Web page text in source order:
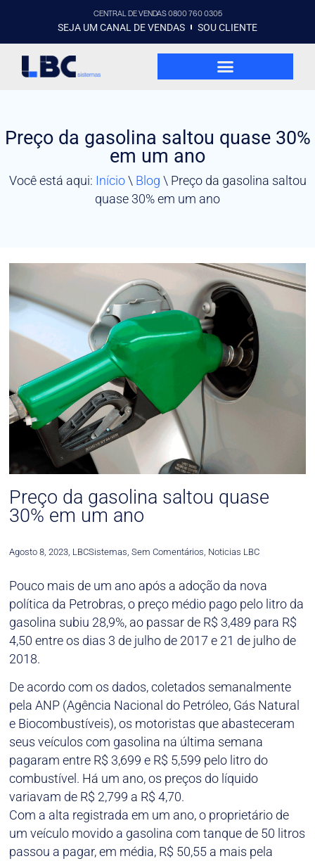
CENTRAL DE VENDAS 0800 760 0305
SEJA UM CANAL DE VENDAS SOU CLIENTE
Preço da gasolina saltou quase 30%
em um ano
Você está aqui: Início\ Blog \ Preço da gasolina saltou
quase 30% em um ano
Preço da gasolina saltou quase
30% em um ano
Agosto 8, 2023, LBCSistemas, Sem Comentários, Noticias LBC
Pouco mais de um ano após a adoção da nova
política da Petrobras, o preço médio pago pelo litro da
gasolina subiu 28,9%, ao passar de R$ 3,489 para R$
4,50 entre os dias 3 de julho de 2017 e 21 de julho de
2018.
De acordo com os dados, coletados semanalmente
pela ANP (Agência Nacional do Petróleo, Gás Natural
e Biocombustíveis), os motoristas que abasteceram
seus veículos com gasolina na última semana
pagaram entre R$ 3,699 e R$ 5,599 pelo litro do
combustível. Há um ano, os preços do líquido
variavam de R$ 2,799 a R$ 4,70.
Com a alta registrada em um ano, o proprietário de
um veículo movido a gasolina com tanque de 50 litros
passou a pagar, em média, R$ 50,55 a mais pela